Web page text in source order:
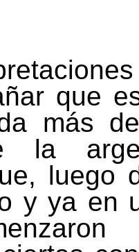
que
más
la
luego
y ya en